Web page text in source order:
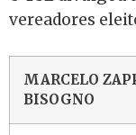
vereadores
MARCELO
BISOGNO